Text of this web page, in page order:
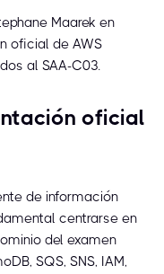
Maarek en
oficial de AWS
al SAA-C03.
oficial
de información
centrarse en
del examen
SQS, SNS, IAM,